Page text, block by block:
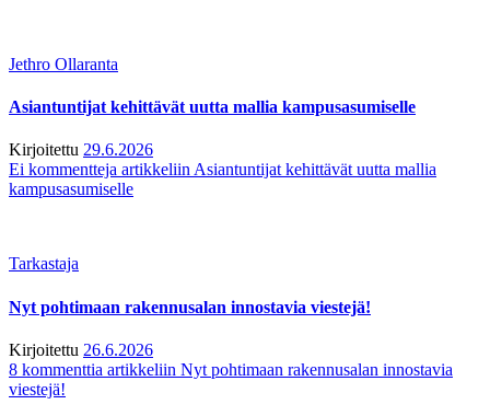
Jethro Ollaranta
Asiantuntijat kehittävät uutta mallia kampusasumiselle
Kirjoitettu 29.6.2026
Ei kommentteja artikkeliin Asiantuntijat kehittävät uutta mallia
kampusasumiselle
Tarkastaja
Nyt pohtimaan rakennusalan innostavia viestejä!
Kirjoitettu 26.6.2026
8 kommenttia artikkeliin Nyt pohtimaan rakennusalan innostavia
viestejä!